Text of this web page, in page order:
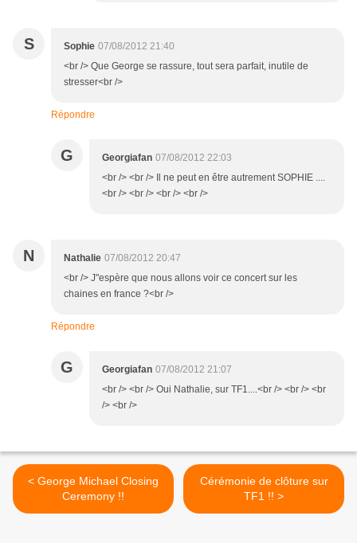
S Sophie 07/08/2012 21:40
<br /> Que George se rassure, tout sera parfait, inutile de
stresser<br />
Répondre
G Georgiafan 07/08/2012 22:03
<br /> <br /> Il ne peut en être autrement SOPHIE ....
<br /> <br /> <br /> <br />
N Nathalie 07/08/2012 20:47
<br /> J"espère que nous allons voir ce concert sur les
chaines en france ?<br />
Répondre
G Georgiafan 07/08/2012 21:07
<br /> <br /> Oui Nathalie, sur TF1....<br /> <br /> <br
/> <br />
< George Michael Closing
Ceremony !!
Cérémonie de clôture sur
TF1 !! >